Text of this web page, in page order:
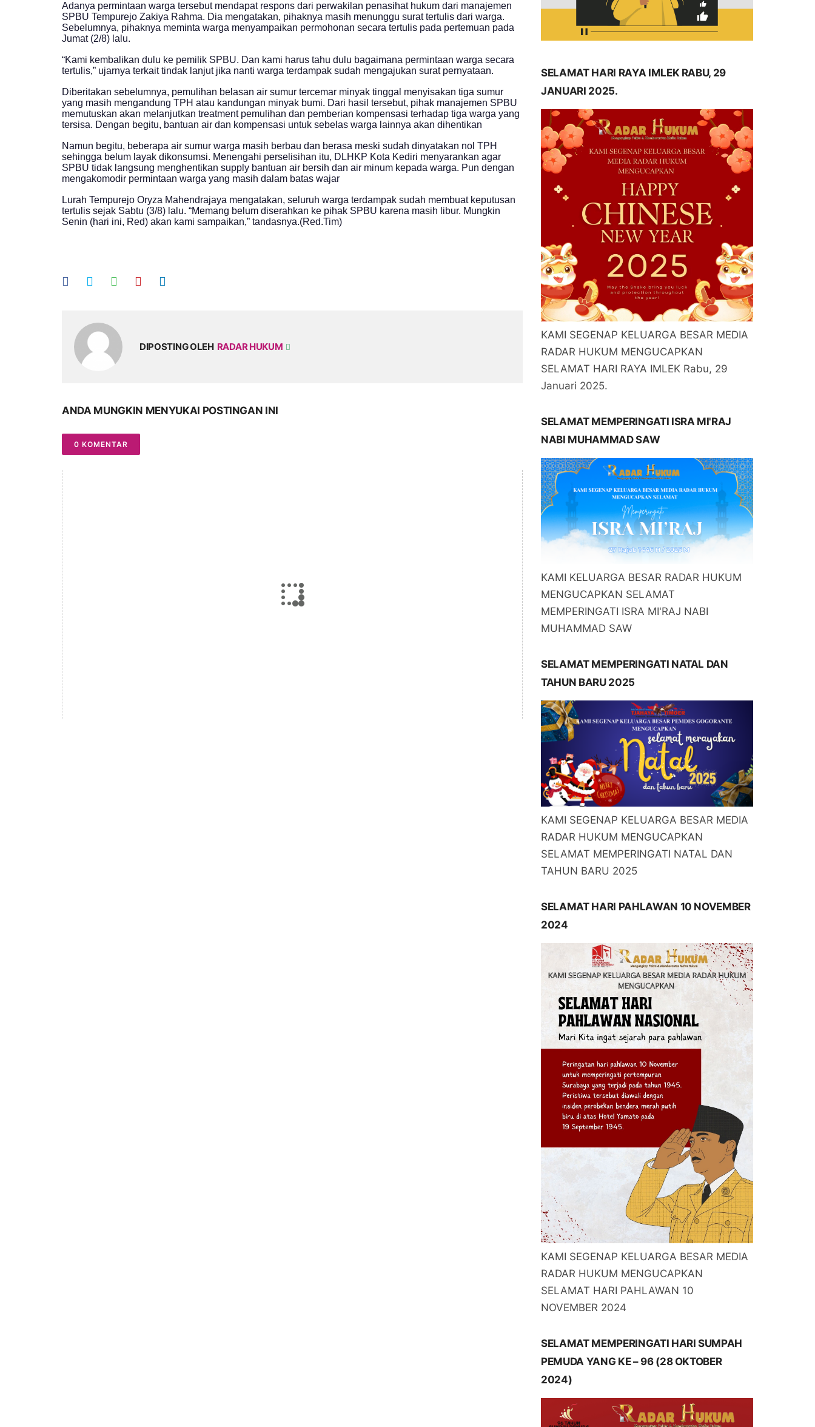
Adanya permintaan warga tersebut mendapat respons dari perwakilan penasihat hukum dari manajemen
SPBU Tempurejo Zakiya Rahma. Dia mengatakan, pihaknya masih menunggu surat tertulis dari warga.
Sebelumnya, pihaknya meminta warga menyampaikan permohonan secara tertulis pada pertemuan pada
Jumat (2/8) lalu.
“Kami kembalikan dulu ke pemilik SPBU. Dan kami harus tahu dulu bagaimana permintaan warga secara
tertulis,” ujarnya terkait tindak lanjut jika nanti warga terdampak sudah mengajukan surat pernyataan.
Diberitakan sebelumnya, pemulihan belasan air sumur tercemar minyak tinggal menyisakan tiga sumur
yang masih mengandung TPH atau kandungan minyak bumi. Dari hasil tersebut, pihak manajemen SPBU
memutuskan akan melanjutkan treatment pemulihan dan pemberian kompensasi terhadap tiga warga yang
tersisa. Dengan begitu, bantuan air dan kompensasi untuk sebelas warga lainnya akan dihentikan
Namun begitu, beberapa air sumur warga masih berbau dan berasa meski sudah dinyatakan nol TPH
sehingga belum layak dikonsumsi. Menengahi perselisihan itu, DLHKP Kota Kediri menyarankan agar
SPBU tidak langsung menghentikan supply bantuan air bersih dan air minum kepada warga. Pun dengan
mengakomodir permintaan warga yang masih dalam batas wajar
Lurah Tempurejo Oryza Mahendrajaya mengatakan, seluruh warga terdampak sudah membuat keputusan
tertulis sejak Sabtu (3/8) lalu. “Memang belum diserahkan ke pihak SPBU karena masih libur. Mungkin
Senin (hari ini, Red) akan kami sampaikan,” tandasnya.(Red.Tim)
DIPOSTING OLEH RADAR HUKUM
ANDA MUNGKIN MENYUKAI POSTINGAN INI
0 KOMENTAR
SELAMAT HARI RAYA IMLEK RABU, 29
JANUARI 2025.
KAMI SEGENAP KELUARGA BESAR MEDIA
RADAR HUKUM MENGUCAPKAN
SELAMAT HARI RAYA IMLEK Rabu, 29
Januari 2025.
SELAMAT MEMPERINGATI ISRA MI'RAJ
NABI MUHAMMAD SAW
KAMI KELUARGA BESAR RADAR HUKUM
MENGUCAPKAN SELAMAT
MEMPERINGATI ISRA MI'RAJ NABI
MUHAMMAD SAW
SELAMAT MEMPERINGATI NATAL DAN
TAHUN BARU 2025
KAMI SEGENAP KELUARGA BESAR MEDIA
RADAR HUKUM MENGUCAPKAN
SELAMAT MEMPERINGATI NATAL DAN
TAHUN BARU 2025
SELAMAT HARI PAHLAWAN 10 NOVEMBER
2024
KAMI SEGENAP KELUARGA BESAR MEDIA
RADAR HUKUM MENGUCAPKAN
SELAMAT HARI PAHLAWAN 10
NOVEMBER 2024
SELAMAT MEMPERINGATI HARI SUMPAH
PEMUDA YANG KE – 96 (28 OKTOBER
2024)